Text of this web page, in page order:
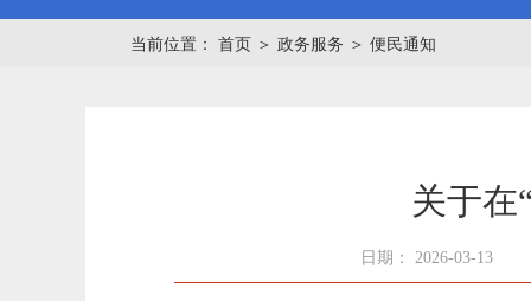
当前位置： 首页 ＞ 政务服务 ＞ 便民通知
关于在
日期： 2026-03-13